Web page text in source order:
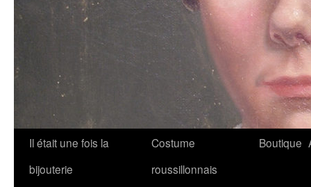
Il était une fois la
bijouterie
Costume
roussillonnais
Boutique